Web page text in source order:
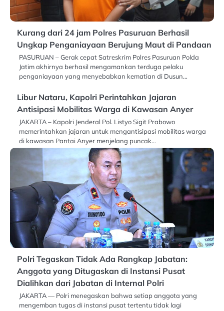
Kurang dari 24 jam Polres Pasuruan Berhasil
Ungkap Penganiayaan Berujung Maut di Pandaan
PASURUAN – Gerak cepat Satreskrim Polres Pasuruan Polda
Jatim akhirnya berhasil mengamankan terduga pelaku
penganiayaan yang menyebabkan kematian di Dusun…
Libur Nataru, Kapolri Perintahkan Jajaran
Antisipasi Mobilitas Warga di Kawasan Anyer
JAKARTA – Kapolri Jenderal Pol. Listyo Sigit Prabowo
memerintahkan jajaran untuk mengantisipasi mobilitas warga
di kawasan Pantai Anyer menjelang puncak…
Polri Tegaskan Tidak Ada Rangkap Jabatan:
Anggota yang Ditugaskan di Instansi Pusat
Dialihkan dari Jabatan di Internal Polri
JAKARTA — Polri menegaskan bahwa setiap anggota yang
mengemban tugas di instansi pusat tertentu tidak lagi